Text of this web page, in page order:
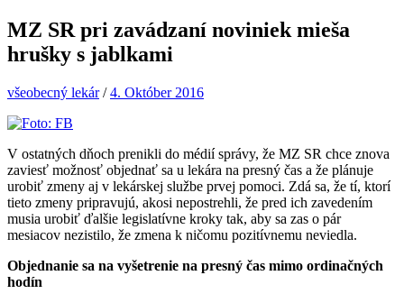
MZ SR pri zavádzaní noviniek mieša
hrušky s jablkami
všeobecný lekár/4. Október 2016
V ostatných dňoch prenikli do médií správy, že MZ SR chce znova
zaviesť možnosť objednať sa u lekára na presný čas a že plánuje
urobiť zmeny aj v lekárskej službe prvej pomoci. Zdá sa, že tí, ktorí
tieto zmeny pripravujú, akosi nepostrehli, že pred ich zavedením
musia urobiť ďalšie legislatívne kroky tak, aby sa zas o pár
mesiacov nezistilo, že zmena k ničomu pozitívnemu neviedla.
Objednanie sa na vyšetrenie na presný čas mimo ordinačných
hodín